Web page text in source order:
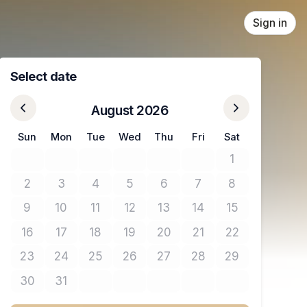
Sign in
Select date
August 2026
Sun Mon Tue Wed Thu Fri Sat
1No tickets
2No tickets available
3No tickets available
4No tickets available
5No tickets available
6No tickets available
7No tickets available
8No tickets
9No tickets available
10No tickets available
11No tickets available
12No tickets available
13No tickets available
14No tickets available
15No tickets
16No tickets available
17No tickets available
18No tickets available
19No tickets available
20No tickets available
21No tickets available
22No tickets
23No tickets available
24No tickets available
25No tickets available
26No tickets available
27No tickets available
28No tickets available
29No tickets
30No tickets available
31No tickets available